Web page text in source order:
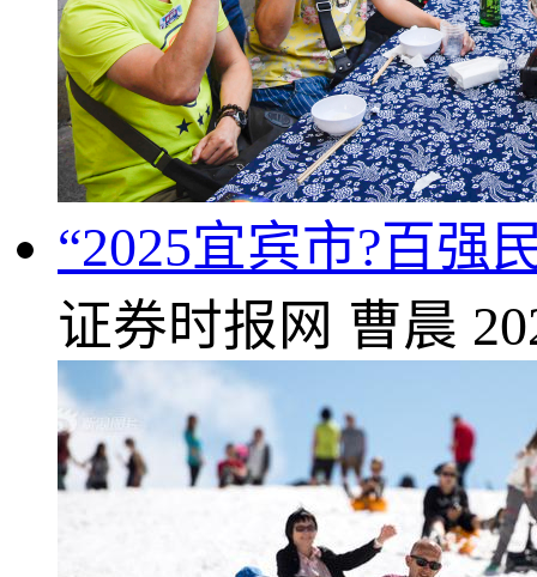
“2025宜宾市?百
证券时报网 曹晨